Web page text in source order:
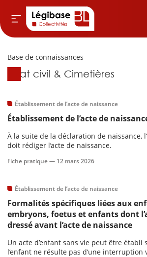
& Cimetières
& Élu local
publique
Base de connaissances
Base de connaissances
État civil & Cimetières
Établissement de l’acte de naissance
Établissement de l’acte de
À la suite de la déclaration de naissance,
doit rédiger l’acte de naissance.
Fiche pratique — 12 mars 2026
Établissement de l’acte de naissance
Formalités spécifiques liées aux
embryons, foetus et enfants dont
dressé avant l’acte de naissance
Un acte d’enfant sans vie peut être établi
l’enfant ne résulte pas d’une interruption